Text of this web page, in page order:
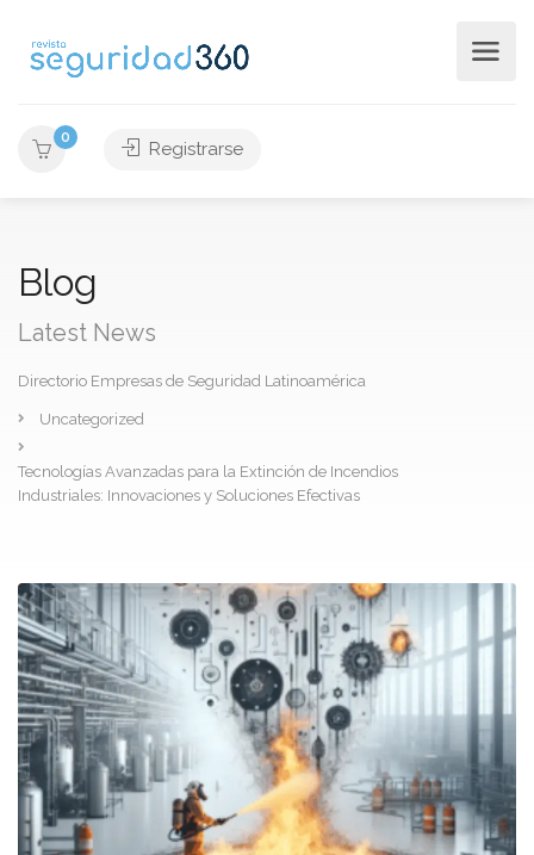
0
Registrarse
Blog
Latest News
Directorio Empresas de Seguridad Latinoamérica
Uncategorized
Tecnologías Avanzadas para la Extinción de Incendios
Industriales: Innovaciones y Soluciones Efectivas